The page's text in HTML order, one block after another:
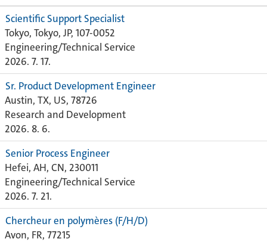
Scientific Support Specialist
Tokyo, Tokyo, JP, 107-0052
Engineering/Technical Service
2026. 7. 17.
Sr. Product Development Engineer
Austin, TX, US, 78726
Research and Development
2026. 8. 6.
Senior Process Engineer
Hefei, AH, CN, 230011
Engineering/Technical Service
2026. 7. 21.
Chercheur en polymères (F/H/D)
Avon, FR, 77215